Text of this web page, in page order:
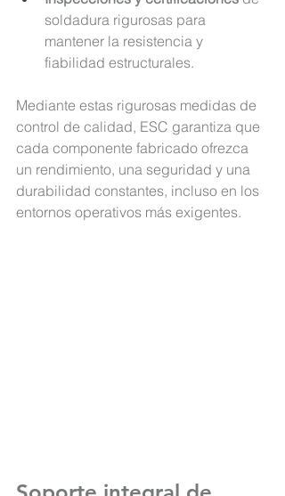
soldadura rigurosas para
mantener la resistencia y
fiabilidad estructurales.
Mediante estas rigurosas medidas de
control de calidad, ESC garantiza que
cada componente fabricado ofrezca
un rendimiento, una seguridad y una
durabilidad constantes, incluso en los
entornos operativos más exigentes.